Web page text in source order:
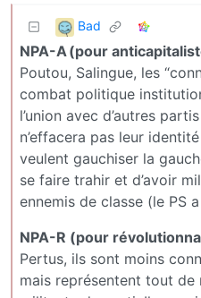
Bad
NPA-A (pour
Poutou, Salingue, les
combat politique
l’union avec d’autres
n’effacera pas leur
veulent gauchiser la
se faire trahir et d’avoir
ennemis de classe (le PS
NPA-R (pour
Pertus, ils sont moins
mais représentent tout de